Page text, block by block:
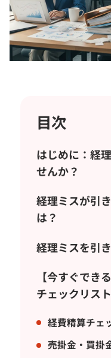
目次
はじめに：経
せんか？
経理ミスが引
は？
経理ミスを引
【今すぐでき
チェックリスト
経費精算チェ
売掛金・買掛